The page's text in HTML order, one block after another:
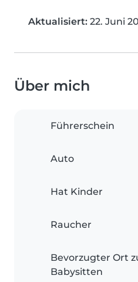
Aktualisiert: 22. Juni
Über mich
Führerschein
Auto
Hat Kinder
Raucher
Bevorzugter Ort
Babysitten